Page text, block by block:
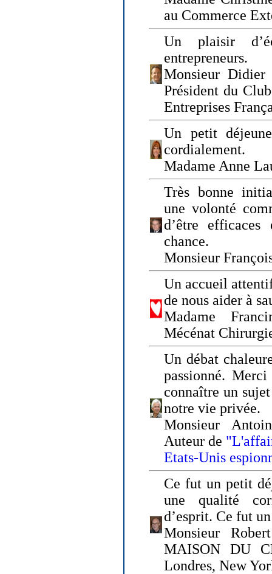
au Commerce
Un plaisir
entrepreneurs.
Monsieur
Président du
Entreprises
Un petit
cordialement.
Madame Anne
Très bonne
une volonté
d’être
chance.
Monsieur
Un accueil
de nous aider à
Madame
Mécénat
Un débat
passionné.
connaître un
notre vie privée.
Monsieur
Auteur de
Etats-Unis
Ce fut un petit
une qualité
d’esprit. Ce fut
Monsieur
MAISON DU
Londres, New